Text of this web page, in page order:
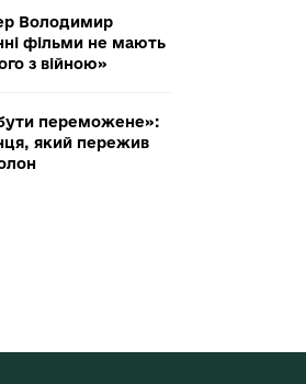
Володимир
фільми не мають
з війною»
переможене»:
який пережив